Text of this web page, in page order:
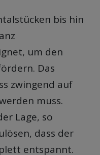
bis hin
um den
Das
zwingend auf
muss.
Lage, so
dass der
entspannt.